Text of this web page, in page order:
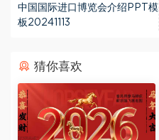
中国国际进口博览会介绍PPT模
板20241113
猜你喜欢